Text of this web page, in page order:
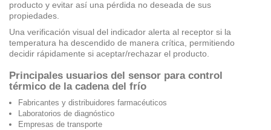
producto y evitar así una pérdida no deseada de sus
propiedades.
Una verificación visual del indicador alerta al receptor si la
temperatura ha descendido de manera crítica, permitiendo
decidir rápidamente si aceptar/rechazar el producto.
Principales usuarios del sensor para control
térmico de la cadena del frío
Fabricantes y distribuidores farmacéuticos
Laboratorios de diagnóstico
Empresas de transporte